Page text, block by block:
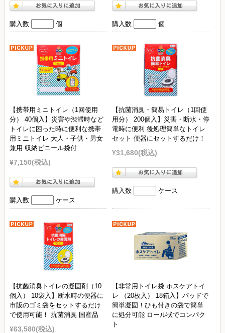
購入数 個 購入数 個
【携帯用ミニトイレ（1回使用
分） 40個入】災害や渋滞時など
トイレに困った時に便利な携帯
用ミニトイレ 大人・子供・男女
兼用 収納ビニール袋付
¥7,150(税込)
購入数 ケース
【抗菌消臭・簡易トイレ（1回使
用分） 200個入】災害・断水・停
電時に便利 後処理簡単なトイレ
セット 便器にセットするだけ！
¥31,680(税込)
購入数 ケース
【抗菌消臭トイレの凝固剤（10
個入） 10袋入】断水時の便器に
市販のゴミ袋をセットするだけ
で使用可能！ 抗菌消臭 国産品
¥63,580(税込)
【非常用トイレ袋 ホスケアトイ
レ （20枚入） 18箱入】パッドで
簡単凝固！ひも付きの袋で簡単
に処分可能 ロール状でコンパク
ト